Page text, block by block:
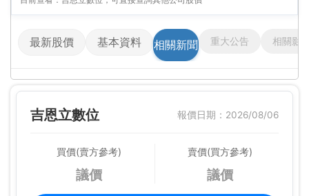
最新股價 基本資料 相關新聞 重大公告 相關影
吉恩立數位 報價日期：2026/08/06
買價(賣方參考)
議價
賣價(買方參考)
議價